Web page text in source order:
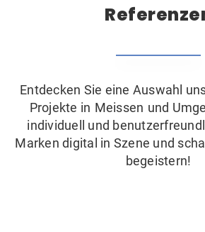
Entdecken Sie eine Auswahl
Projekte in Meissen und
individuell und
Marken digital in Szene und
begeistern!